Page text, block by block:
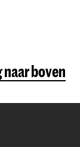
naar boven